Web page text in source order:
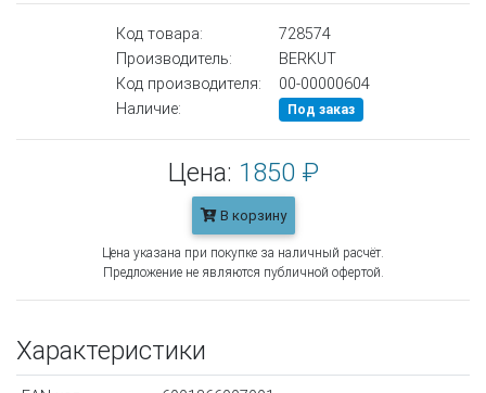
Код товара:
728574
Производитель:
BERKUT
Код производителя:
00-00000604
Наличие:
Под заказ
Цена: 1850 ₽
В корзину
Цена указана при покупке за наличный расчёт.
Предложение не являются публичной офертой.
Характеристики